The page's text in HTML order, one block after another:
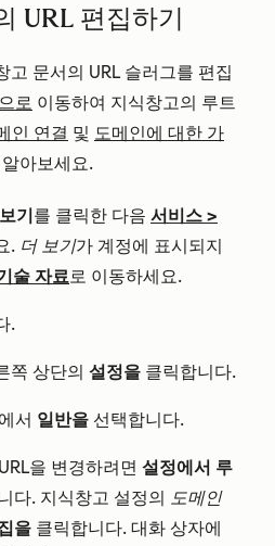
URL 편집하기
고 문서의 URL 슬러그를 편집
로 이동하여 지식창고의 루트
인 연결 및 도메인에 대한 가
아보세요.
기를 클릭한 다음 서비스 >
. 더 보기가 계정에 표시되지
술 자료로 이동하세요.
.
쪽 상단의 설정을 클릭합니다.
서 일반을 선택합니다.
을 변경하려면 설정에서 루
다. 지식창고 설정의 도메인
을 클릭합니다. 대화 상자에